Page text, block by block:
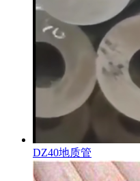
DZ40地质管